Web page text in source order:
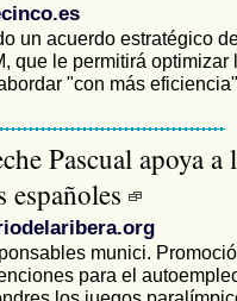
un acuerdo estratégico
que le permitirá optimizar
"con más
Pascual apoya a
munici.
para el